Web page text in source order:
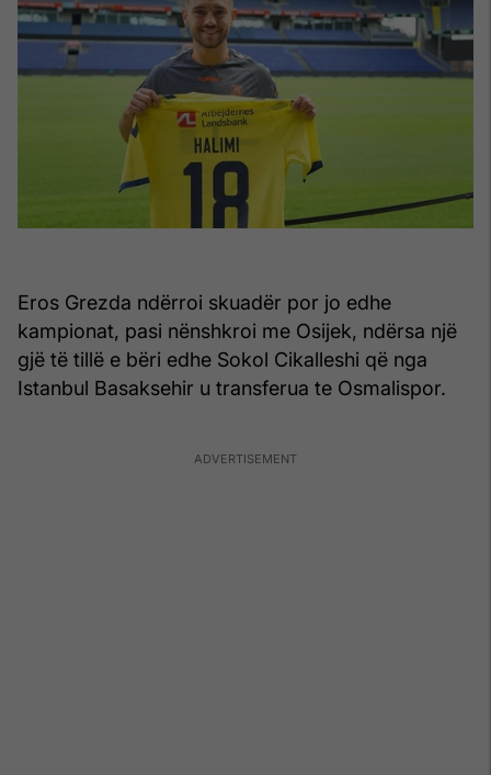
Eros Grezda ndërroi skuadër por jo edhe
kampionat, pasi nënshkroi me Osijek, ndërsa një
gjë të tillë e bëri edhe Sokol Cikalleshi që nga
Istanbul Basaksehir u transferua te Osmalispor.